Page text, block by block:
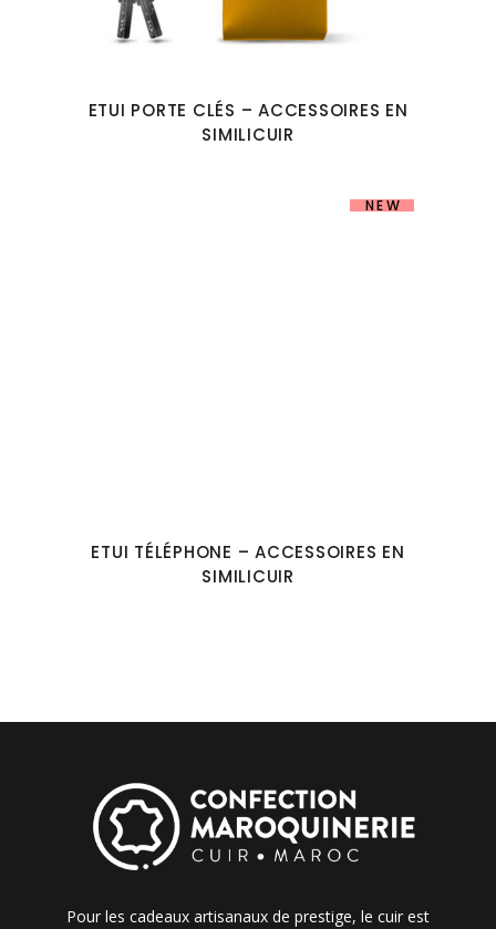
ETUI PORTE CLÉS – ACCESSOIRES EN
SIMILICUIR
NEW
ETUI TÉLÉPHONE – ACCESSOIRES EN
SIMILICUIR
Pour les cadeaux artisanaux de prestige, le cuir est